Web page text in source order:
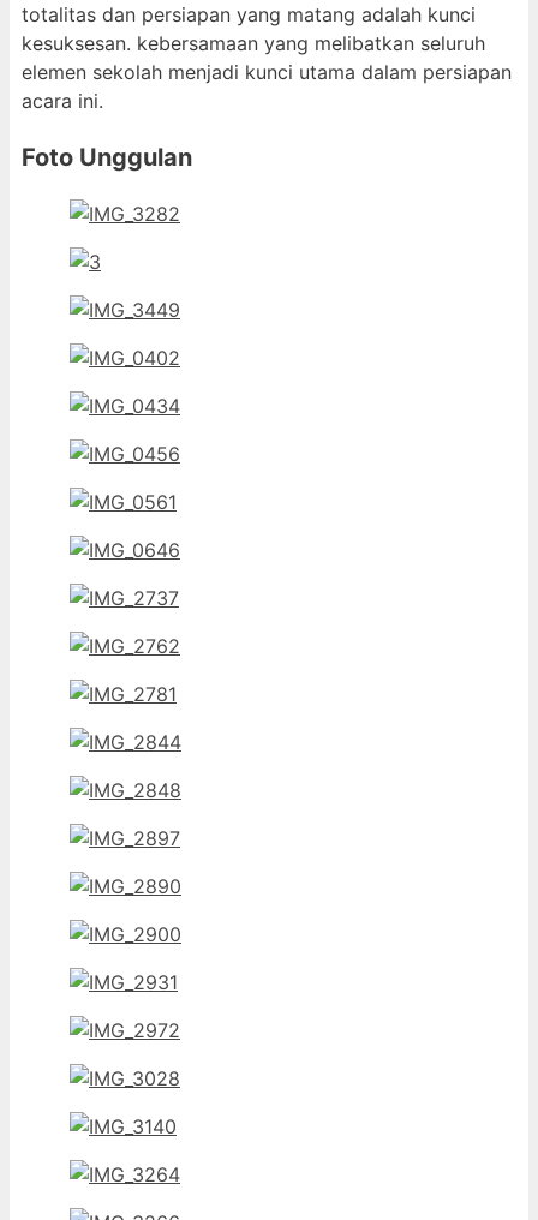
totalitas dan persiapan yang matang adalah kunci
kesuksesan. kebersamaan yang melibatkan seluruh
elemen sekolah menjadi kunci utama dalam persiapan
acara ini.
Foto Unggulan